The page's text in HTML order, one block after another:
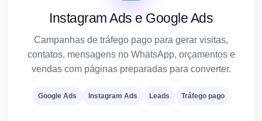
Instagram Ads e Google Ads
Campanhas de tráfego pago para gerar visitas,
contatos, mensagens no WhatsApp, orçamentos e
vendas com páginas preparadas para converter.
Google Ads Instagram Ads Leads Tráfego pago